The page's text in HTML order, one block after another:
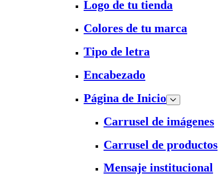
Logo de tu tienda
Colores de tu marca
Tipo de letra
Encabezado
Página de Inicio
Carrusel de imágenes
Carrusel de productos
Mensaje institucional